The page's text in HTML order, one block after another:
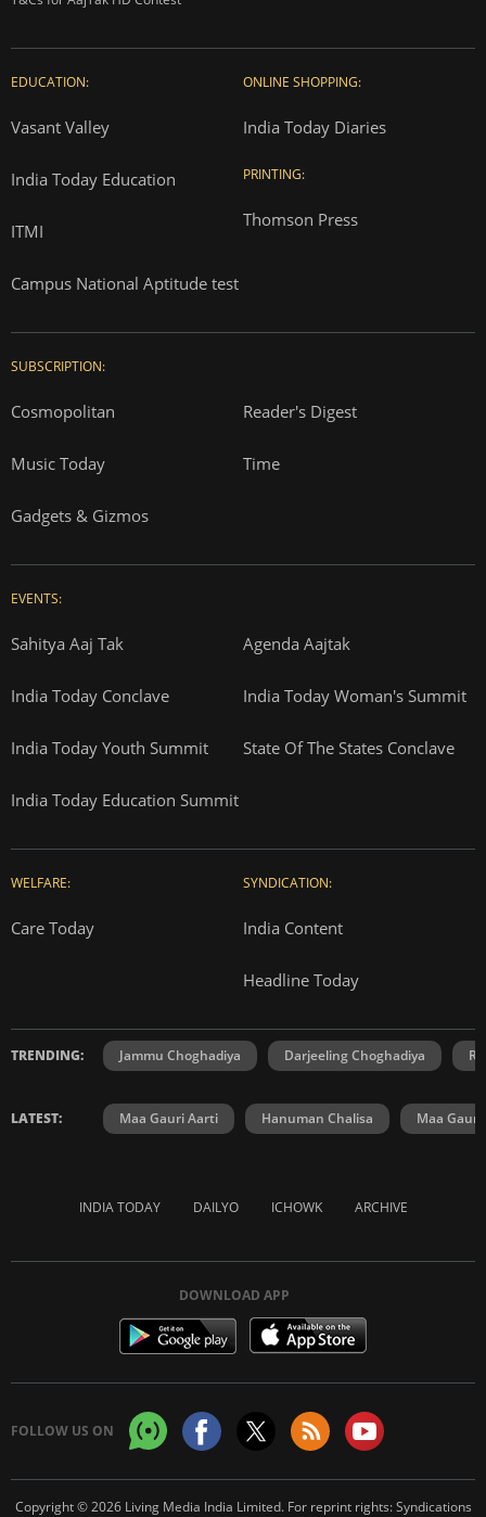
EDUCATION:
Vasant Valley
India Today Education
ITMI
Campus National Aptitude test
ONLINE SHOPPING:
India Today Diaries
PRINTING:
Thomson Press
SUBSCRIPTION:
Cosmopolitan Reader's Digest
Music Today Time
Gadgets & Gizmos
EVENTS:
Sahitya Aaj Tak Agenda Aajtak
India Today Conclave India Today Woman's Summit
India Today Youth Summit State Of The States Conclave
India Today Education Summit
WELFARE:
Care Today
SYNDICATION:
India Content
Headline Today
TRENDING: Jammu Choghadiya Darjeeling Choghadiya
LATEST: Maa Gauri Aarti Hanuman Chalisa Maa Gauri
INDIA TODAY DAILYO ICHOWK ARCHIVE
DOWNLOAD APP
FOLLOW US ON
Copyright © 2026 Living Media India Limited. For reprint rights:Syndications